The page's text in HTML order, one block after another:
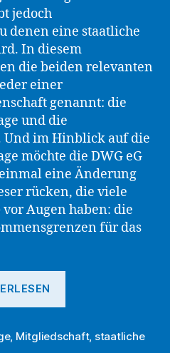
jedoch
denen eine staatliche
In diesem
die beiden relevanten
einer
genannt: die
und die
Und im Hinblick auf die
möchte die DWG eG
eine Änderung
rücken, die viele
Augen haben: die
für das
auf
, Mitgliedschaft, staatliche